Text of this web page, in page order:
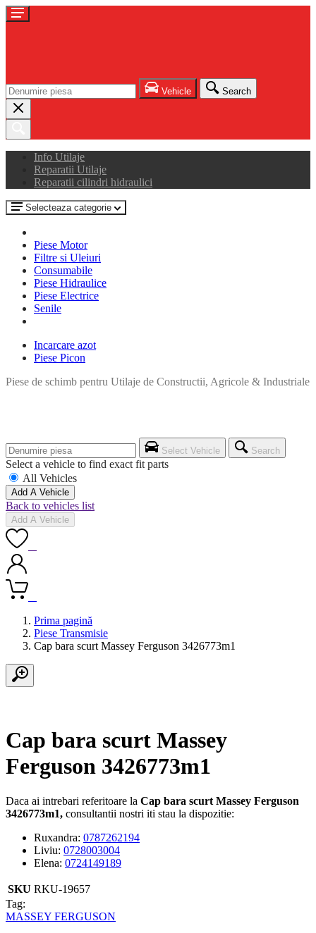
Vehicle Search
Info Utilaje
Reparatii Utilaje
Reparatii cilindri hidraulici
Selecteaza categorie
Piese Motor
Filtre si Uleiuri
Consumabile
Piese Hidraulice
Piese Electrice
Senile
Incarcare azot
Piese Picon
Piese de schimb pentru Utilaje de Constructii, Agricole & Industriale
Select Vehicle Search
Select a vehicle to find exact fit parts
All Vehicles
Add A Vehicle
Back to vehicles list
Add A Vehicle
Prima pagină
Piese Transmisie
Cap bara scurt Massey Ferguson 3426773m1
Cap bara scurt Massey
Ferguson 3426773m1
Daca ai intrebari referitoare la Cap bara scurt Massey Ferguson
3426773m1, consultantii nostri iti stau la dispozitie:
Ruxandra: 0787262194
Liviu: 0728003004
Elena: 0724149189
SKU RKU-19657
Tag:
MASSEY FERGUSON